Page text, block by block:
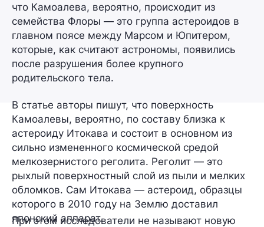
что Камоалева, вероятно, происходит из
семейства Флоры — это группа астероидов в
главном поясе между Марсом и Юпитером,
которые, как считают астрономы, появились
после разрушения более крупного
родительского тела.
В статье авторы пишут, что поверхность
Камоалевы, вероятно, по составу близка к
астероиду Итокава и состоит в основном из
сильно измененного космической средой
мелкозернистого реголита. Реголит — это
рыхлый поверхностный слой из пыли и мелких
обломков. Сам Итокава — астероид, образцы
которого в 2010 году на Землю доставил
японский аппарат.
При этом исследователи не называют новую